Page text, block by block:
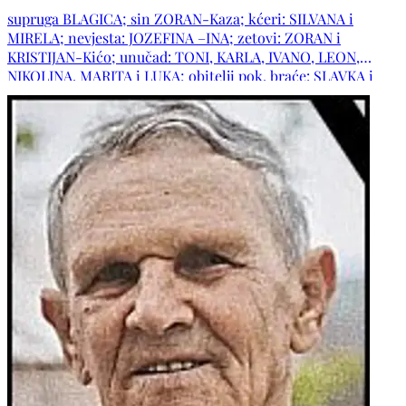
Bijelom Brijegu. POČIVAO U MIRU BOŽJEM!
supruga BLAGICA; sin ZORAN-Kaza; kćeri: SILVANA i
MIRELA; nevjesta: JOZEFINA –INA; zetovi: ZORAN i
KRISTIJAN-Kićo; unučad: TONI, KARLA, IVANO, LEON,
NIKOLINA, MARITA i LUKA; obitelji pok. braće: SLAVKA i
MIRKA; brat DRAGAN s obitelji: sestre: ZDRAVKA, ANICA,
MANDA i MARA s obiteljima; obitelj pok. šure TOMISLAVA;
obitelji pok. svastika MARE i DRAGE; svastika MIRA s
obitelji; obitelji: ČULJAK, ZELENIKA, KREŠIĆ,
MARIJANOVIĆ, MILINKOVIĆ, ŠAIN, ĆAVAR, SIMOVIĆ,
DŽEBA, RASPUDIĆ, KOPILAŠ, BOŠNJAK, DŽIDIĆ, ROTIM,
LONČAR, KOŽUL te ostala mnogobrojna rodbina i prijatelji.